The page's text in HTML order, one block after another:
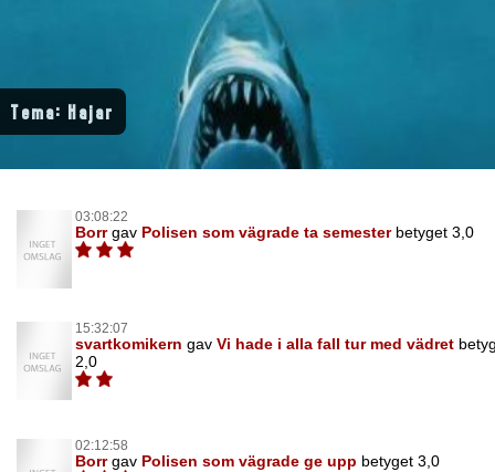
Tema: Hajar
03:08:22
Borrgav Polisen som vägrade ta semester betyget 3,0
15:32:07
svartkomikern gav Vi hade i alla fall tur med vädret
2,0
02:12:58
Borrgav Polisen som vägrade ge upp betyget 3,0